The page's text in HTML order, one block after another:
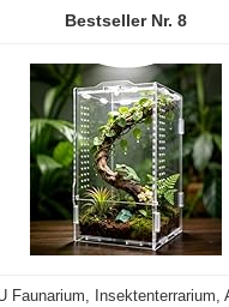
8
Faunarium, Insektenterrarium,